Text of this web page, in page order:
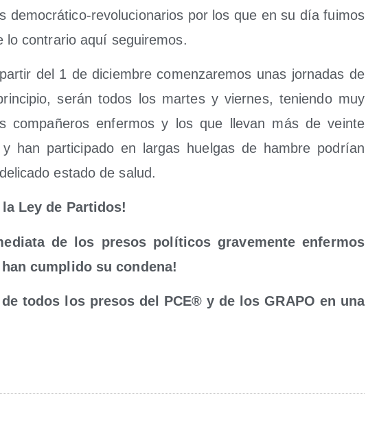
demo­crá­ti­co-revo­lu­cio­na­rios por los que en su día fui­mos
lo con­tra­rio aquí seguiremos.
del 1 de diciem­bre comen­za­re­mos unas jor­na­das de
serán todos los mar­tes y vier­nes, tenien­do muy
com­pa­ñe­ros enfer­mos y los que lle­van más de vein­te
han par­ti­ci­pa­do en lar­gas huel­gas de ham­bre podrían
esta­do de salud.
la Ley de Partidos!
de los pre­sos pol íticos gra­ve­men­te enfer­mos
cum­pli­do su condena!
todos los pre­sos del PCE® y de los GRAPO en una